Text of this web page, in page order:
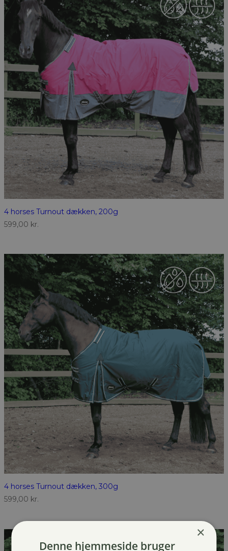
4 horses Turnout dækken, 200g
599,00 kr.
4 horses Turnout dækken, 300g
599,00 kr.
×
Denne hjemmeside bruger